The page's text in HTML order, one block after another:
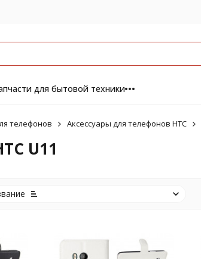
для бытовой техники
телефонов Аксессуары для телефонов HTC
U11